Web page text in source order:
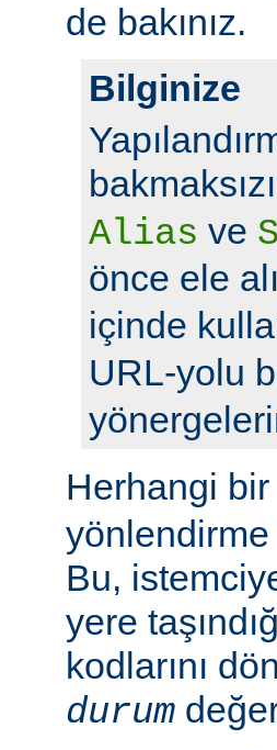
de bakınız.
Bilginize
Alias ve
önce ele
içinde
URL-yolu
Herhangi bir
yönlendirme
Bu,
yere
kodlarını
durum